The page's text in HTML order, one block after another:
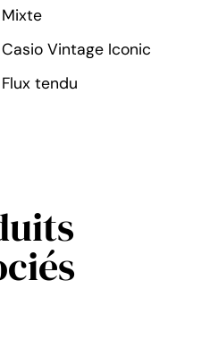
Mixte
Casio Vintage Iconic
Flux tendu